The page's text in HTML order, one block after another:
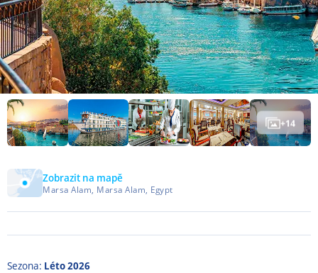
+14
Zobrazit na mapě
Marsa Alam, Marsa Alam, Egypt
Sezona: Léto 2026